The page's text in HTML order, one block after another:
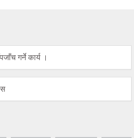
गर्ने कार्य ।